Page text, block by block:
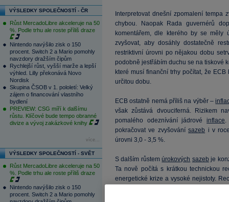
VÝSLEDKY SPOLEČNOSTÍ - ČR
Růst MercadoLibre akceleruje na 50
%. Podle trhu ale roste příliš draze
Nintendo navýšilo zisk o 150
procent. Switch 2 a Mario pomohly
navzdory dražším čipům
Rychlejší růst, vyšší marže a lepší
výhled. Lilly překonává Novo
Nordisk
Skupina ČSOB v 1. pololetí: Velký
zájem o financování vlastního
bydlení
PREVIEW: CSG míří k dalšímu
růstu. Klíčové bude tempo obranné
divize a vývoj zakázkové knihy
více...
VÝSLEDKY SPOLEČNOSTÍ - SVĚT
Růst MercadoLibre akceleruje na 50
%. Podle trhu ale roste příliš draze
Nintendo navýšilo zisk o 150
procent. Switch 2 a Mario pomohly
Interpretovat dnešní zpomalení tempa
chybou. Naopak Rada guvernérů
komentářem, dle kterého by se měly
zvyšovat, aby dosáhly dostatečně
restriktivní úrovni po nějakou dobu
podobně jestřábím duchu se na tiskové
které musí finanční trhy počítat, že
určitou dobu.
ECB ostatně nemá příliš na výběr –
však zůstává dvouciferná. Rizikem
pomalého odeznívání jádrovéinflace.
pokračovat ve zvyšovánísazeb i v
úrovni 3,0 - 3,5 %.
S dalším růstemúrokových sazeb je
Ta nově počítá s krátkou technickou
energetické krize a vysoké nejistoty.